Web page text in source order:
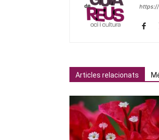
https://
Articles relacionats